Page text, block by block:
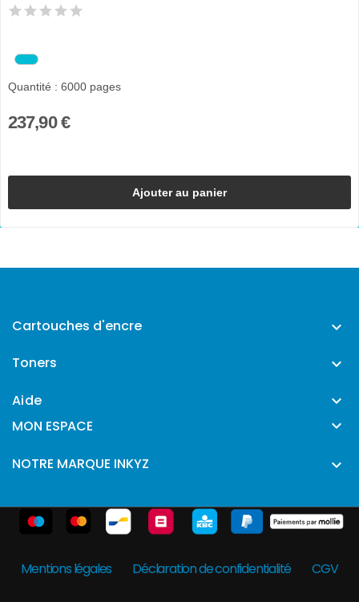
Quantité : 6000 pages
237,90 €
Ajouter au panier
Cartouches d'encre 
Toners 
Aide 
MON ESPACE 
NOTRE MARQUE INKYZ 
Mentions légales Déclaration de confidentialité CGV